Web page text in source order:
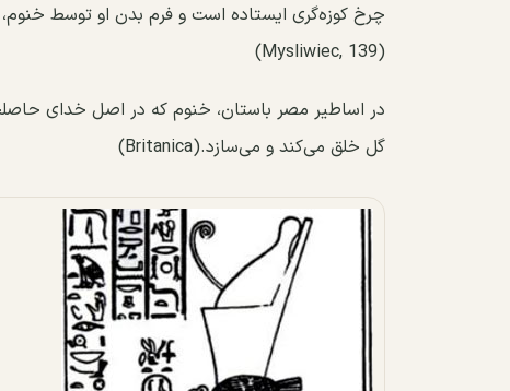
چرخ کوزه‌گری ایستاده است و فرم بدن او توسط
(Mysliwiec, 139)
در اساطیر مصر باستان، خنوم که در اصل خدای
گل خلق می‌کند و می‌سازد.(Britanica)